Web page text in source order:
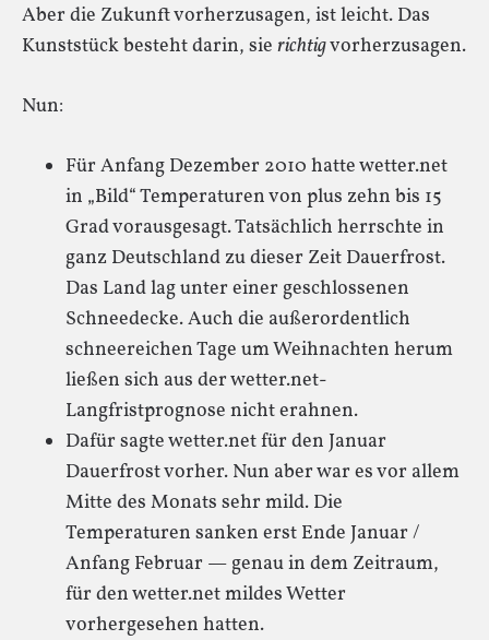
Aber die Zukunft vorherzusagen, ist leicht. Das
Kunststück besteht darin, sie richtigvorherzusagen.
Nun:
Für Anfang Dezember 2010 hatte wetter.net
in „Bild“ Temperaturen von plus zehn bis 15
Grad vorausgesagt. Tatsächlich herrschte in
ganz Deutschland zu dieser Zeit Dauerfrost.
Das Land lag unter einer geschlossenen
Schneedecke. Auch die außerordentlich
schneereichen Tage um Weihnachten herum
ließen sich aus der wetter.net-
Langfristprognose nicht erahnen.
Dafür sagte wetter.net für den Januar
Dauerfrost vorher. Nun aber war es vor allem
Mitte des Monats sehr mild. Die
Temperaturen sanken erst Ende Januar /
Anfang Februar — genau in dem Zeitraum,
für den wetter.net mildes Wetter
vorhergesehen hatten.